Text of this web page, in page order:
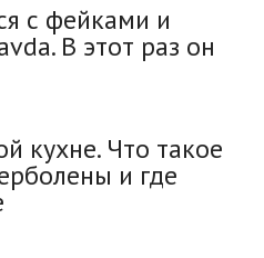
с фейками и
В этот раз он
кухне. Что такое
и где